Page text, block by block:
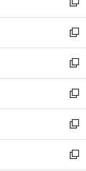
開
く
ド
ウ
で
開
く
ィ
ン
ド
ウ
で
開
く
新
し
い
ウ
ィ
ン
ド
ウ
で
開
く
新
し
い
ウ
ィ
ン
ド
ウ
で
新
し
い
ウ
ィ
ン
ド
新
し
い
ウ
ィ
新
し
い
新